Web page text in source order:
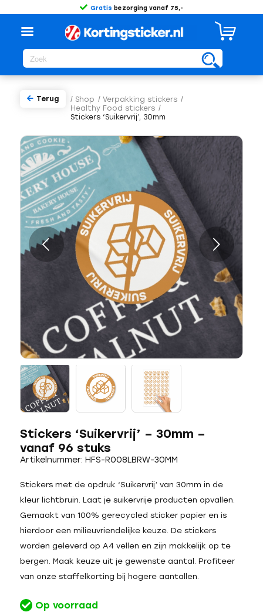
Gratis bezorging vanaf 75,-
/ Shop / Verpakking stickers /
Healthy Food stickers /
Stickers ‘Suikervrij’, 30mm
Terug
Volgende
Stickers ‘Suikervrij’ – 30mm –
vanaf 96 stuks
Artikelnummer: HFS-R008LBRW-30MM
Stickers met de opdruk ‘Suikervrij’ van 30mm in de
kleur lichtbruin. Laat je suikervrije producten opvallen.
Gemaakt van 100% gerecycled sticker papier en is
hierdoor een milieuvriendelijke keuze. De stickers
worden geleverd op A4 vellen en zijn makkelijk op te
bergen. Maak keuze uit je gewenste aantal. Profiteer
van onze staffelkorting bij hogere aantallen.
Op voorraad